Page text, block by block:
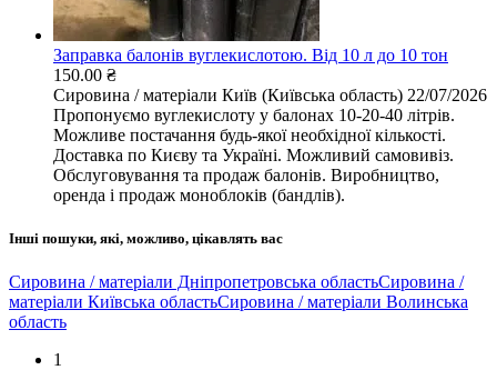
Заправка балонів вуглекислотою. Від 10 л до 10 тон
150.00 ₴
Сировина / матеріали Київ (Київська область) 22/07/2026
Пропонуємо вуглекислоту у балонах 10-20-40 літрів.
Можливе постачання будь-якої необхідної кількості.
Доставка по Києву та Україні. Можливий самовивіз.
Обслуговування та продаж балонів. Виробництво,
оренда і продаж моноблоків (бандлів).
Інші пошуки, які, можливо, цікавлять вас
Сировина / матеріали Дніпропетровська областьСировина /
матеріали Київська областьСировина / матеріали Волинська
область
1